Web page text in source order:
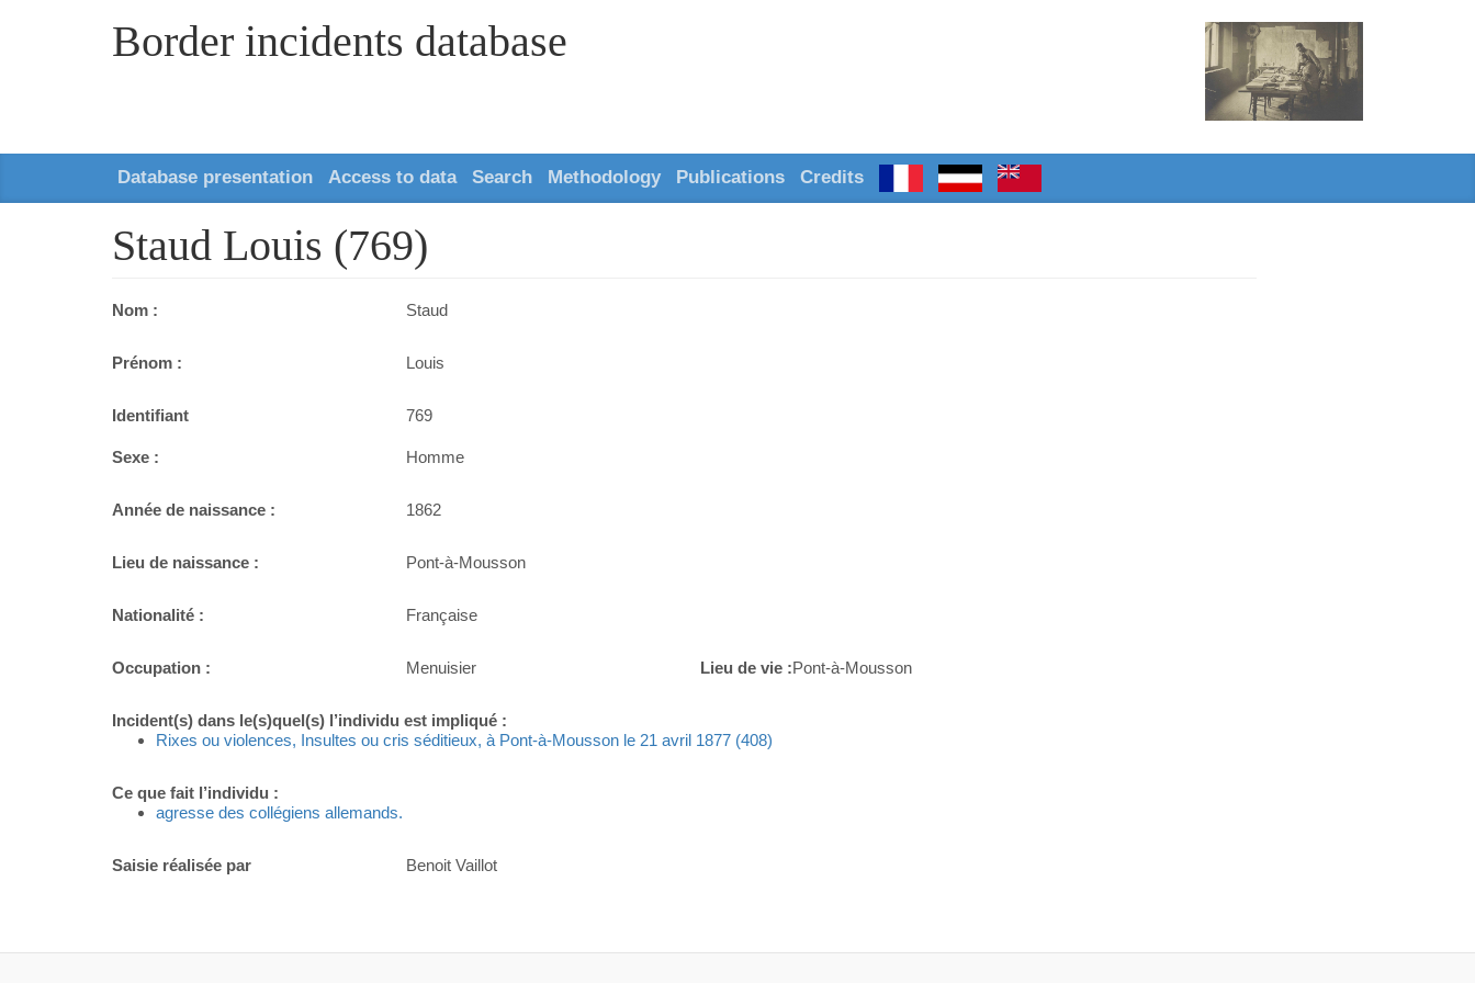
Border incidents database
Database presentation Access to data Search Methodology Publications Credits
Staud Louis (769)
Nom : Staud
Prénom : Louis
Identifiant 769
Sexe : Homme
Année de naissance : 1862
Lieu de naissance : Pont-à-Mousson
Nationalité : Française
Occupation : Menuisier Lieu de vie :Pont-à-Mousson
Incident(s) dans le(s)quel(s) l’individu est impliqué :
Rixes ou violences, Insultes ou cris séditieux, à Pont-à-Mousson le 21 avril 1877 (408)
Ce que fait l’individu :
agresse des collégiens allemands.
Saisie réalisée par Benoit Vaillot